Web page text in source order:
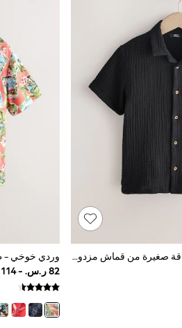
أسود - قميص كُم قصير بياقة صغيرة من قماش مزدوج (3 - 16 سنة)